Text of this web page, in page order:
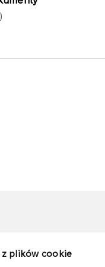
plików cookie